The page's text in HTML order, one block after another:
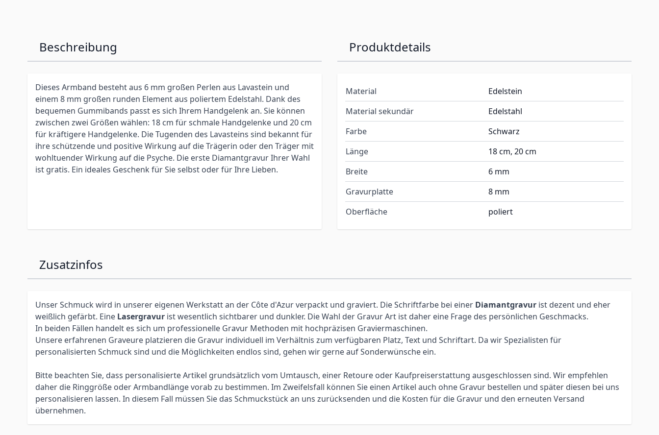
Beschreibung
Dieses Armband besteht aus 6 mm großen Perlen aus Lavastein und
einem 8 mm großen runden Element aus poliertem Edelstahl. Dank des
bequemen Gummibands passt es sich Ihrem Handgelenk an. Sie können
zwischen zwei Größen wählen: 18 cm für schmale Handgelenke und 20 cm
für kräftigere Handgelenke. Die Tugenden des Lavasteins sind bekannt für
ihre schützende und positive Wirkung auf die Trägerin oder den Träger mit
wohltuender Wirkung auf die Psyche. Die erste Diamantgravur Ihrer Wahl
ist gratis. Ein ideales Geschenk für Sie selbst oder für Ihre Lieben.
Produktdetails
Material
Edelstein
Material sekundär
Edelstahl
Farbe
Schwarz
Länge
18 cm, 20 cm
Breite
6 mm
Gravurplatte
8 mm
Oberfläche
poliert
Zusatzinfos
Unser Schmuck wird in unserer eigenen Werkstatt an der Côte d'Azur verpackt und graviert. Die Schriftfarbe bei einer Diamantgravur ist dezent und eher
weißlich gefärbt. Eine Lasergravur ist wesentlich sichtbarer und dunkler. Die Wahl der Gravur Art ist daher eine Frage des persönlichen Geschmacks.
In beiden Fällen handelt es sich um professionelle Gravur Methoden mit hochpräzisen Graviermaschinen.
Unsere erfahrenen Graveure platzieren die Gravur individuell im Verhältnis zum verfügbaren Platz, Text und Schriftart. Da wir Spezialisten für
personalisierten Schmuck sind und die Möglichkeiten endlos sind, gehen wir gerne auf Sonderwünsche ein.
Bitte beachten Sie, dass personalisierte Artikel grundsätzlich vom Umtausch, einer Retoure oder Kaufpreiserstattung ausgeschlossen sind. Wir empfehlen
daher die Ringgröße oder Armbandlänge vorab zu bestimmen. Im Zweifelsfall können Sie einen Artikel auch ohne Gravur bestellen und später diesen bei uns
personalisieren lassen. In diesem Fall müssen Sie das Schmuckstück an uns zurücksenden und die Kosten für die Gravur und den erneuten Versand
übernehmen.